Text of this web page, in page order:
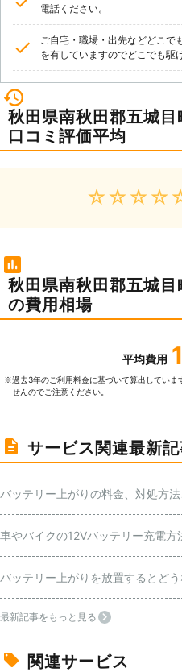
電話ください。
ご自宅・職場・出先などどこで
を有していますのでどこでも駆
秋田県南秋田郡五城
口コミ評価平均
秋田県南秋田郡五城
の費用相場
平均費用
※過去3年のご利⽤料⾦に基づいて算出してい
せんのでご注意ください。
サービス関連最新
バッテリー上がりの料金、対処方
車やバイクの12Vバッテリー充電
バッテリー上がりを放置するとど
最新記事をもっと見る
関連サービス